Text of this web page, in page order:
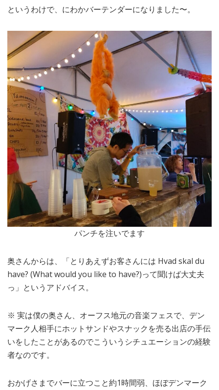
というわけで、にわかバーテンダーになりました〜。
パンチを注いでます
奥さんからは、「とりあえずお客さんには Hvad skal du
have? (What would you like to have?)って聞けば大丈夫
っ」というアドバイス。
※ 実は僕の奥さん、オーフス地元の音楽フェスで、デン
マーク人相手にホットサンドやスナックを売る出店の手伝
いをしたことがあるのでこういうシチュエーションの経験
者なのです。
おかげさまでバーに立つこと約1時間弱、ほぼデンマーク